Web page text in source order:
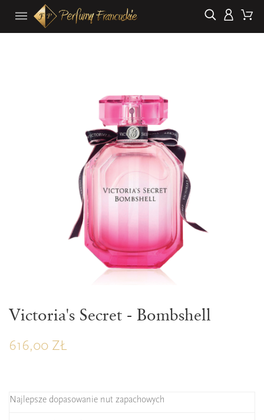
Victoria's Secret - Bombshell
616,00 ZŁ
Najlepsze dopasowanie nut zapachowych